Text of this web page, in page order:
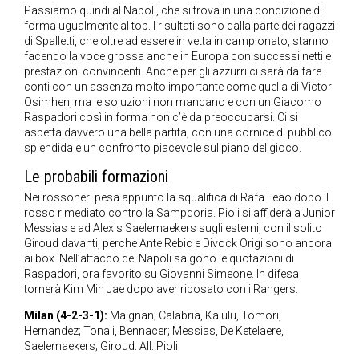
Passiamo quindi al Napoli, che si trova in una condizione di
forma ugualmente al top. I risultati sono dalla parte dei ragazzi
di Spalletti, che oltre ad essere in vetta in campionato, stanno
facendo la voce grossa anche in Europa con successi netti e
prestazioni convincenti. Anche per gli azzurri ci sarà da fare i
conti con un assenza molto importante come quella di Victor
Osimhen, ma le soluzioni non mancano e con un Giacomo
Raspadori così in forma non c’è da preoccuparsi. Ci si
aspetta davvero una bella partita, con una cornice di pubblico
splendida e un confronto piacevole sul piano del gioco.
Le probabili formazioni
Nei rossoneri pesa appunto la squalifica di Rafa Leao dopo il
rosso rimediato contro la Sampdoria. Pioli si affiderà a Junior
Messias e ad Alexis Saelemaekers sugli esterni, con il solito
Giroud davanti, perche Ante Rebic e Divock Origi sono ancora
ai box. Nell’attacco del Napoli salgono le quotazioni di
Raspadori, ora favorito su Giovanni Simeone. In difesa
tornerà Kim Min Jae dopo aver riposato con i Rangers.
Milan (4-2-3-1): Maignan; Calabria, Kalulu, Tomori,
Hernandez; Tonali, Bennacer; Messias, De Ketelaere,
Saelemaekers; Giroud. All: Pioli.